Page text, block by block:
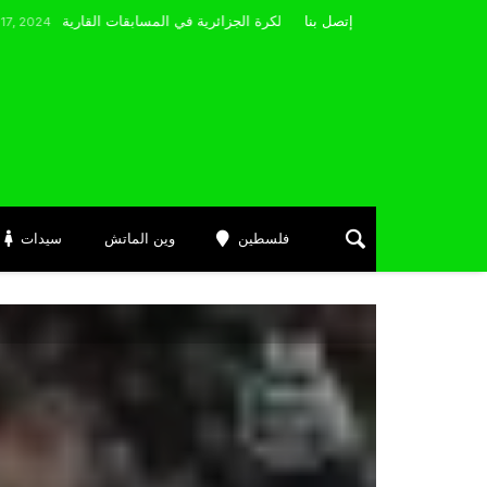
إتصل بنا
سيدات وين الماتش فلسطين